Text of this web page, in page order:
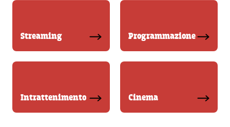
Streaming Programmazione
Intrattenimento Cinema